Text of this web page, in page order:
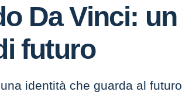
Da Vinci: un
futuro
identità che guarda al futuro